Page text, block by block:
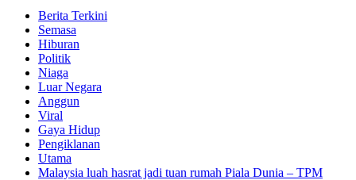
Berita Terkini
Semasa
Hiburan
Politik
Niaga
Luar Negara
Anggun
Viral
Gaya Hidup
Pengiklanan
Utama
Malaysia luah hasrat jadi tuan rumah Piala Dunia – TPM